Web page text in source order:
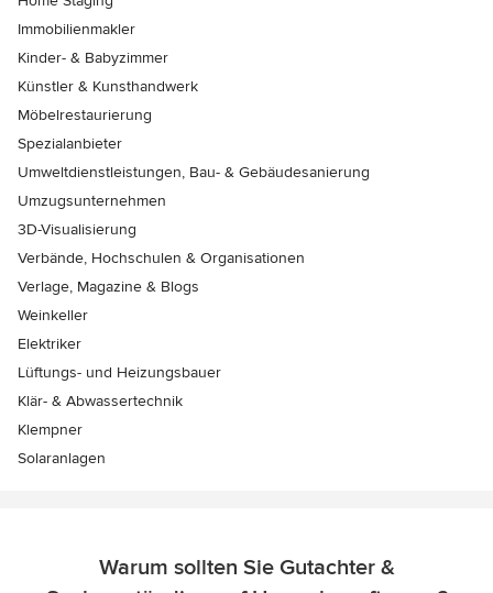
Immobilienmakler
Kinder- & Babyzimmer
Künstler & Kunsthandwerk
Möbelrestaurierung
Spezialanbieter
Umweltdienstleistungen, Bau- & Gebäudesanierung
Umzugsunternehmen
3D-Visualisierung
Verbände, Hochschulen & Organisationen
Verlage, Magazine & Blogs
Weinkeller
Elektriker
Lüftungs- und Heizungsbauer
Klär- & Abwassertechnik
Klempner
Solaranlagen
Warum sollten Sie Gutachter &